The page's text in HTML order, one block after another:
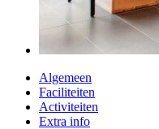
Algemeen
Faciliteiten
Activiteiten
Extra info